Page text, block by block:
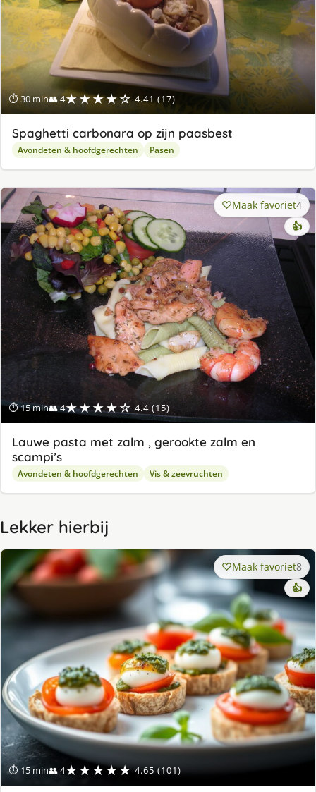
⏱ 30 min👥 4★★★★☆ 4.41 (17)
Spaghetti carbonara op zijn paasbest
Avondeten & hoofdgerechten Pasen
⏱ 15 min👥 4★★★★☆ 4.4 (15)
Maak favoriet4
👍
Lauwe pasta met zalm , gerookte zalm en
scampi’s
Avondeten & hoofdgerechten Vis & zeevruchten
Lekker hierbij
⏱ 15 min👥 4★★★★★ 4.65 (101)
Maak favoriet8
👍